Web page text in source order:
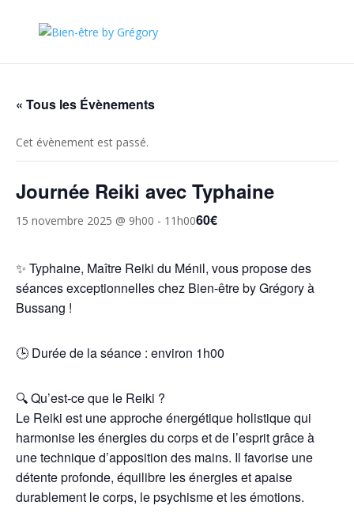
« Tous les Évènements
Cet évènement est passé.
Journée Reiki avec Typhaine
15 novembre 2025 @ 9h00 - 11h0060€
✨ Typhaine, Maître Reiki du Ménil, vous propose des
séances exceptionnelles chez Bien-être by Grégory à
Bussang !
🕒 Durée de la séance : environ 1h00
🔍 Qu’est-ce que le Reiki ?
Le Reiki est une approche énergétique holistique qui
harmonise les énergies du corps et de l’esprit grâce à
une technique d’apposition des mains. Il favorise une
détente profonde, équilibre les énergies et apaise
durablement le corps, le psychisme et les émotions.